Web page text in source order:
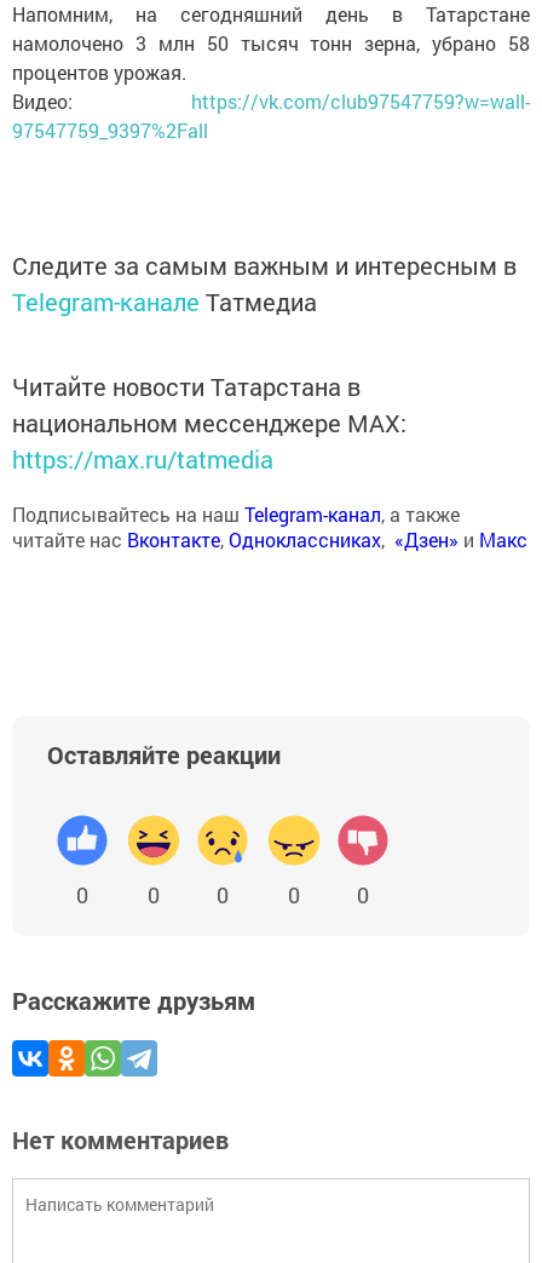
Напомним, на сегодняшний день в Татарстане
намолочено 3 млн 50 тысяч тонн зерна, убрано 58
процентов урожая.
Видео: https://vk.com/club97547759?w=wall-
97547759_9397%2Fall
Следите за самым важным и интересным в
Telegram-канале Татмедиа
Читайте новости Татарстана в
национальном мессенджере MАХ:
https://max.ru/tatmedia
Подписывайтесь на наш Telegram-канал, а также
читайте нас Вконтакте,Одноклассниках, «Дзен» и Макс
Оставляйте реакции
0 0 0 0 0
Расскажите друзьям
Нет комментариев